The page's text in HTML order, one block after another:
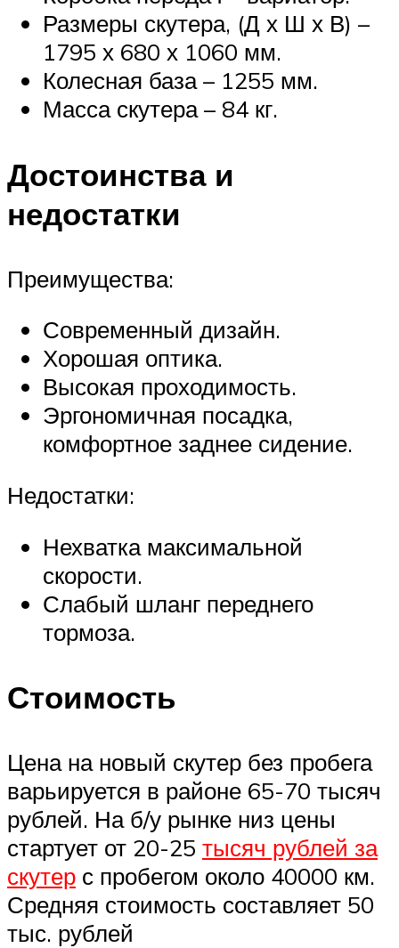
Размеры скутера, (Д х Ш х В) –
1795 х 680 х 1060 мм.
Колесная база – 1255 мм.
Масса скутера – 84 кг.
Достоинства и
недостатки
Преимущества:
Современный дизайн.
Хорошая оптика.
Высокая проходимость.
Эргономичная посадка,
комфортное заднее сидение.
Недостатки:
Нехватка максимальной
скорости.
Слабый шланг переднего
тормоза.
Стоимость
Цена на новый скутер без пробега
варьируется в районе 65-70 тысяч
рублей. На б/у рынке низ цены
стартует от 20-25 тысяч рублей за
скутер с пробегом около 40000 км.
Средняя стоимость составляет 50
тыс. рублей